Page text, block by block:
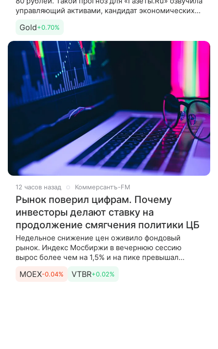
управляющий активами, кандидат экономических
экономических
Gold+0.70%
12 часов назад Коммерсантъ-FM
Рынок поверил цифрам. Почему
инвесторы делают ставку на
продолжение смягчения политики ЦБ
Недельное снижение цен оживило фондовый
рынок. Индекс Мосбиржи в вечернюю сессию
вырос более чем на 1,5% и на пике превышал
июля. Рост произошел на фоне
MOEX-0.04% VTBR+0.02%